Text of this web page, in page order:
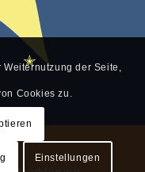
der Seite,
Cookies zu.
Einstellungen
✭